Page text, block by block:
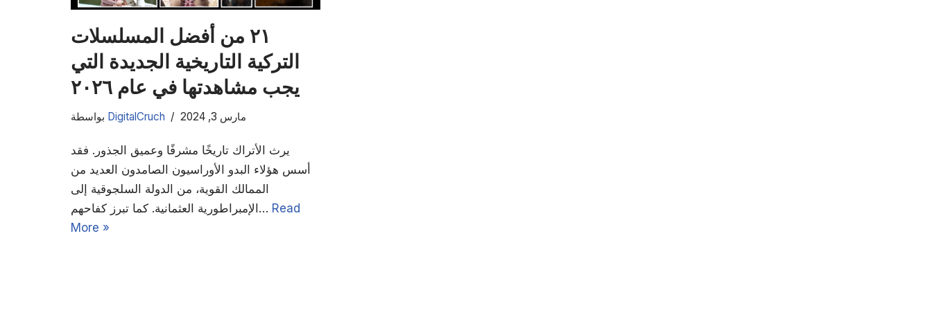
٢١ من أفضل المسلسلات
التركية التاريخية الجديدة التي
يجب مشاهدتها في عام ٢٠٢٦
DigitalCruch مارس 3, 2024
يرث الأتراك تاريخًا مشرفًا وعميق الجذور. فقد
أسس هؤلاء البدو الأوراسيون الصامدون العديد من
الممالك القوية، من الدولة السلجوقية إلى
الإمبراطورية العثمانية. كما تبرز كفاحهم… Read
More »